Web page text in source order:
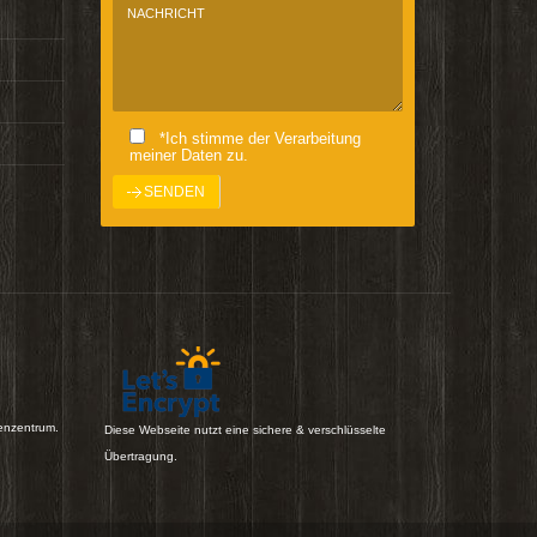
*Ich stimme der Verarbeitung
meiner Daten zu.
Diese Webseite nutzt eine sichere & verschlüsselte
Übertragung.